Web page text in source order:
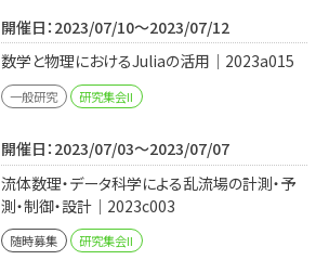
開催日：2023/07/10～2023/07/12
数学と物理におけるJuliaの活用｜2023a015
一般研究 研究集会II
開催日：2023/07/03～2023/07/07
流体数理・データ科学による乱流場の計測・予
測・制御・設計｜2023c003
随時募集 研究集会II